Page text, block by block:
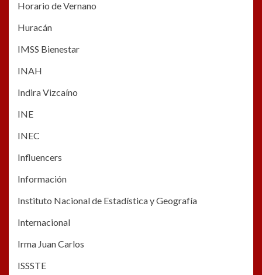
Horario de Vernano
Huracán
IMSS Bienestar
INAH
Indira Vizcaíno
INE
INEC
Influencers
Información
Instituto Nacional de Estadística y Geografía
Internacional
Irma Juan Carlos
ISSSTE